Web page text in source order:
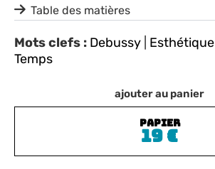
ajouter au panier
PAPIER
19€
Table des matières
Mots clefs : Debussy Esthétique
Temps